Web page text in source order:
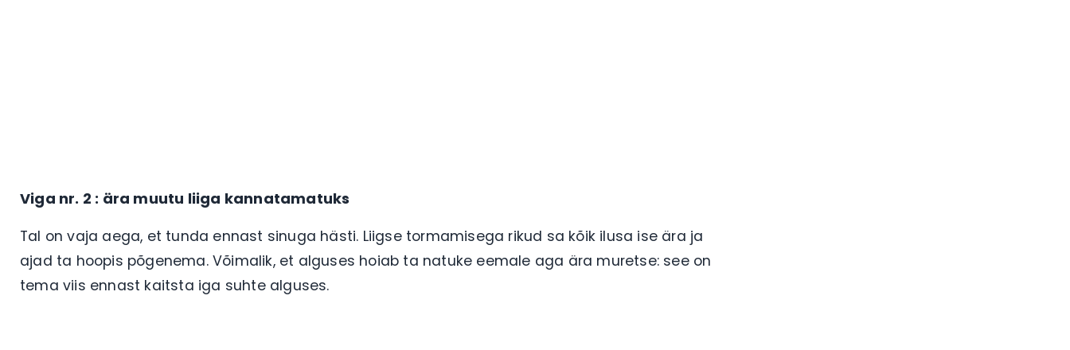
Viga nr. 2 : ära muutu liiga kannatamatuks
Tal on vaja aega, et tunda ennast sinuga hästi. Liigse tormamisega rikud sa kõik ilusa ise ära ja
ajad ta hoopis põgenema. Võimalik, et alguses hoiab ta natuke eemale aga ära muretse: see on
tema viis ennast kaitsta iga suhte alguses.